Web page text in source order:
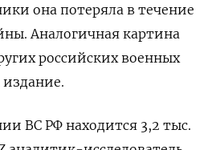
она потеряла в течение
Аналогичная картина
российских военных
издание.
ВС РФ находится 3,2 тыс.